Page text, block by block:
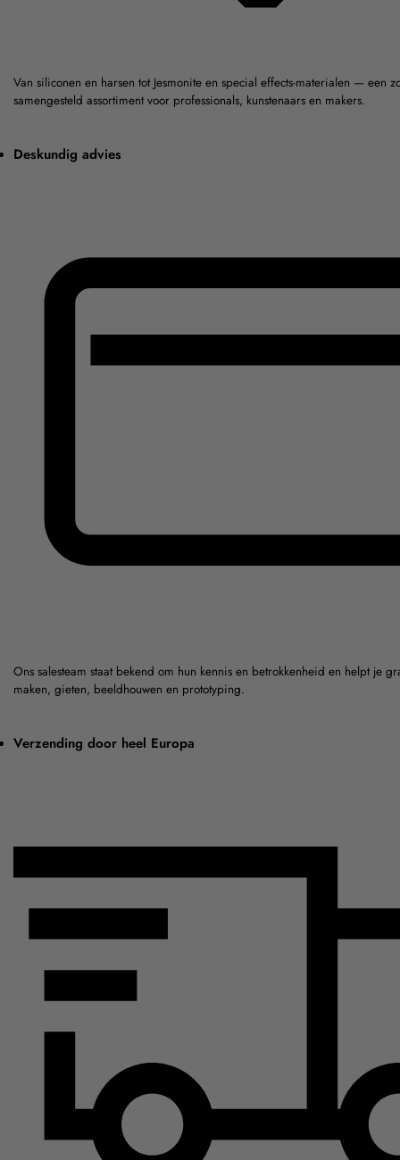
Van siliconen en harsen tot Jesmonite en special effects-materialen — een
samengesteld assortiment voor professionals, kunstenaars en makers.
Deskundig advies
Ons salesteam staat bekend om hun kennis en betrokkenheid en helpt je
maken, gieten, beeldhouwen en prototyping.
Verzending door heel Europa